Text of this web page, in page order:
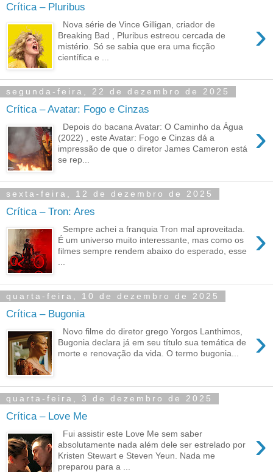
Crítica – Pluribus
›
Nova série de Vince Gilligan, criador de
Breaking Bad , Pluribus estreou cercada de
mistério. Só se sabia que era uma ficção
científica e ...
segunda-feira, 22 de dezembro de 2025
Crítica – Avatar: Fogo e Cinzas
›
Depois do bacana Avatar: O Caminho da Água
(2022) , este Avatar: Fogo e Cinzas dá a
impressão de que o diretor James Cameron está
se rep...
sexta-feira, 12 de dezembro de 2025
Crítica – Tron: Ares
›
Sempre achei a franquia Tron mal aproveitada.
É um universo muito interessante, mas como os
filmes sempre rendem abaixo do esperado, esse
quarta-feira, 10 de dezembro de 2025
Crítica – Bugonia
›
Novo filme do diretor grego Yorgos Lanthimos,
Bugonia declara já em seu título sua temática de
morte e renovação da vida. O termo bugonia...
quarta-feira, 3 de dezembro de 2025
Crítica – Love Me
›
Fui assistir este Love Me sem saber
absolutamente nada além dele ser estrelado por
Kristen Stewart e Steven Yeun. Nada me
preparou para a ...